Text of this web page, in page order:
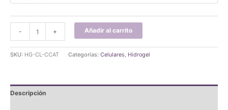
-
Hidrogel
Protector
cantidad
+ Añadir al carrito
SKU: HG-CL-CCAT Categorías: Celulares, Hidrogel
Descripción